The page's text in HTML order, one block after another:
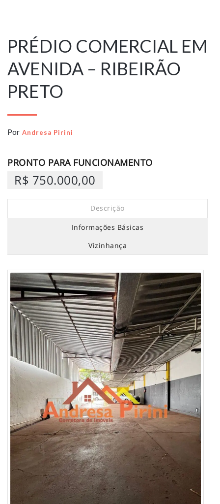
PRÉDIO COMERCIAL EM
AVENIDA – RIBEIRÃO
PRETO
Por Andresa Pirini
PRONTO PARA FUNCIONAMENTO
R$ 750.000,00
Descrição
Informações Básicas
Vizinhança